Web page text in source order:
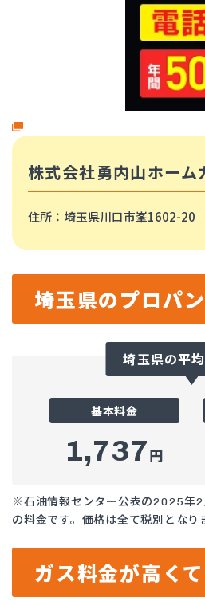
株式会社勇内山ホーム
住所 ：埼玉県川口市峯1602-20
埼玉県のプロパ
埼玉県の平
基本料金
1,737円
※石油情報センター公表の2025年2
の料金です。価格は全て税別となり
ガス料金が高く